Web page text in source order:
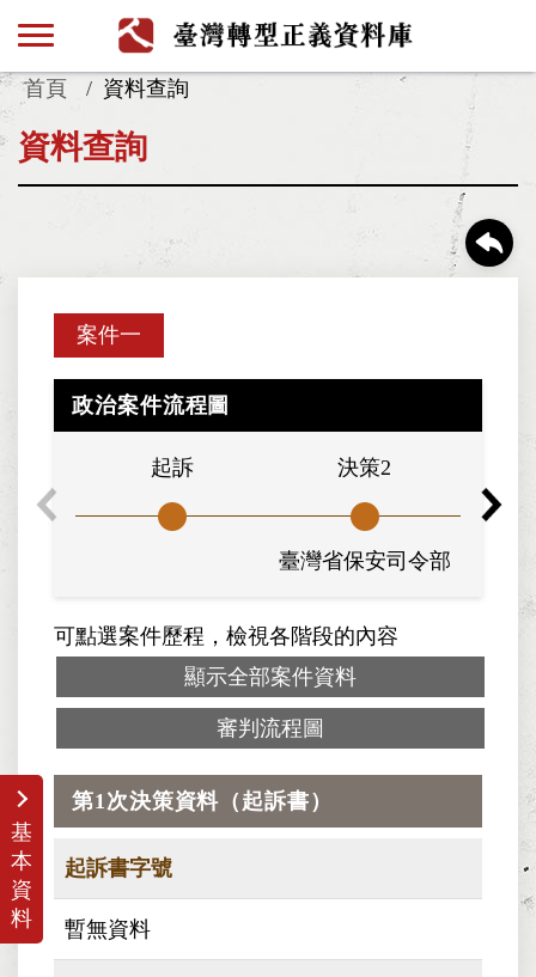
首頁 資料查詢
資料查詢
案件一
政治案件流程圖
起訴 決策2
臺灣省保安司令部
可點選案件歷程，檢視各階段的內容
顯示全部案件資料
審判流程圖
基
本
資
料
第1次決策資料（起訴書）
起訴書字號
暫無資料